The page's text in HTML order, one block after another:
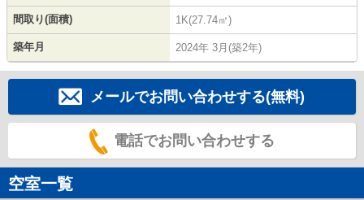
間取り(面積) 1K(27.74㎡)
築年月 2024年 3月(築2年)
メールでお問い合わせする(無料)
電話でお問い合わせする
空室一覧